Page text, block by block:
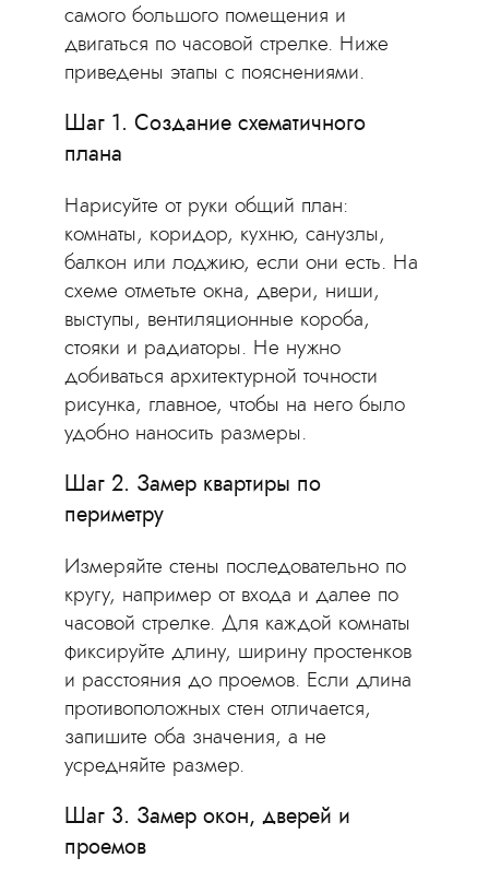
самого большого помещения и
двигаться по часовой стрелке. Ниже
приведены этапы с пояснениями.
Шаг 1. Создание схематичного
плана
Нарисуйте от руки общий план:
комнаты, коридор, кухню, санузлы,
балкон или лоджию, если они есть. На
схеме отметьте окна, двери, ниши,
выступы, вентиляционные короба,
стояки и радиаторы. Не нужно
добиваться архитектурной точности
рисунка, главное, чтобы на него было
удобно наносить размеры.
Шаг 2. Замер квартиры по
периметру
Измеряйте стены последовательно по
кругу, например от входа и далее по
часовой стрелке. Для каждой комнаты
фиксируйте длину, ширину простенков
и расстояния до проемов. Если длина
противоположных стен отличается,
запишите оба значения, а не
усредняйте размер.
Шаг 3. Замер окон, дверей и
проемов